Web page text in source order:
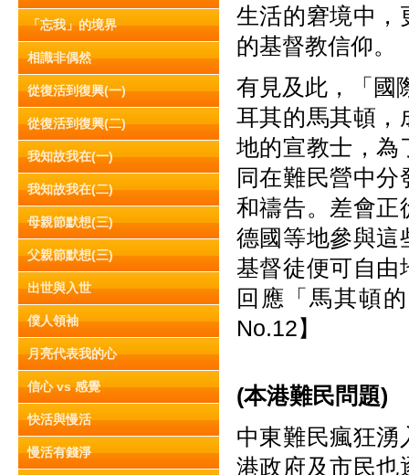
「忘我」的境界
相識非偶然
從復活到復興(一)
從復活到復興(二)
我知故我在(一)
我知故我在(二)
母親節默想(三)
父親節默想(三)
出世與入世
僕人領袖
月亮代表我的心
信心 vs 感覺
快活與慢活
慢活有錢淨
生活的窘境中，
的基督教信仰。
有見及此，「國
耳其的馬其頓，
地的宣教士，為
同在難民營中
和禱告。差會正
德國等地參與這
基督徒便可自由
回應「馬其頓
No.12】
(本港難民問題)
中東難民瘋狂湧
港政府及市民也